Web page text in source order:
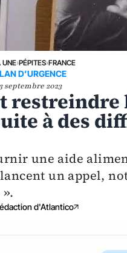
UNE›PÉPITES›FRANCE
D’URGENCE
septembre 2023
restreindre
à des
une aide
un appel,
d'Atlantico